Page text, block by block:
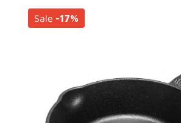
Sale -17%